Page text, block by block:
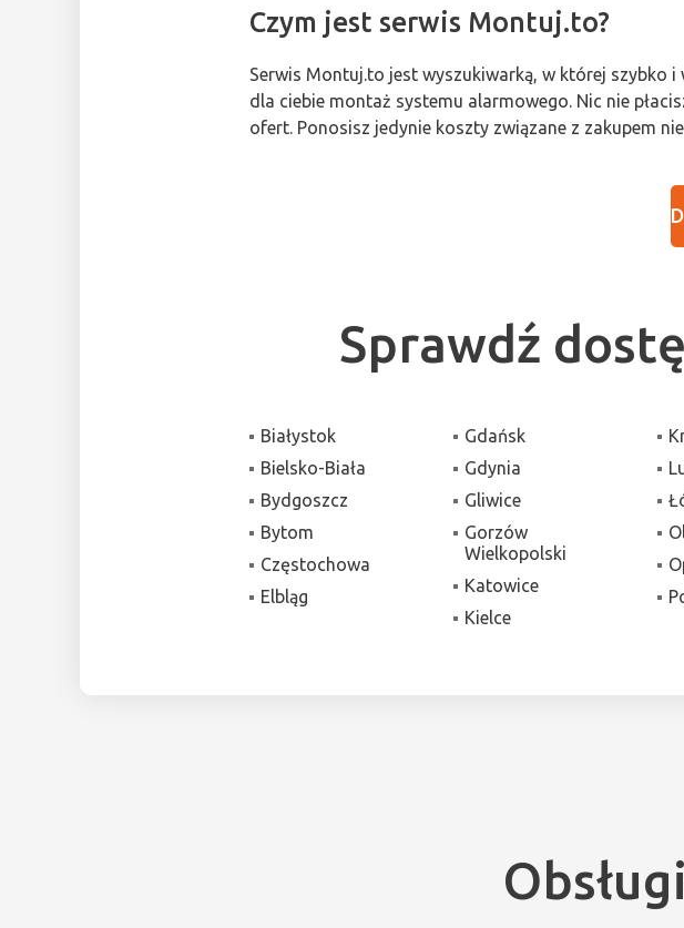
Czym jest serwis Montuj.to?
Serwis Montuj.to jest wyszukiwarką, w której
dla ciebie montaż systemu alarmowego. Nic nie
ofert. Ponosisz jedynie koszty związane z zakupem
Sprawdź
Białystok
Bielsko-Biała
Bydgoszcz
Bytom
Częstochowa
Elbląg
Gdańsk
Gdynia
Gliwice
Gorzów
Wielkopolski
Katowice
Kielce